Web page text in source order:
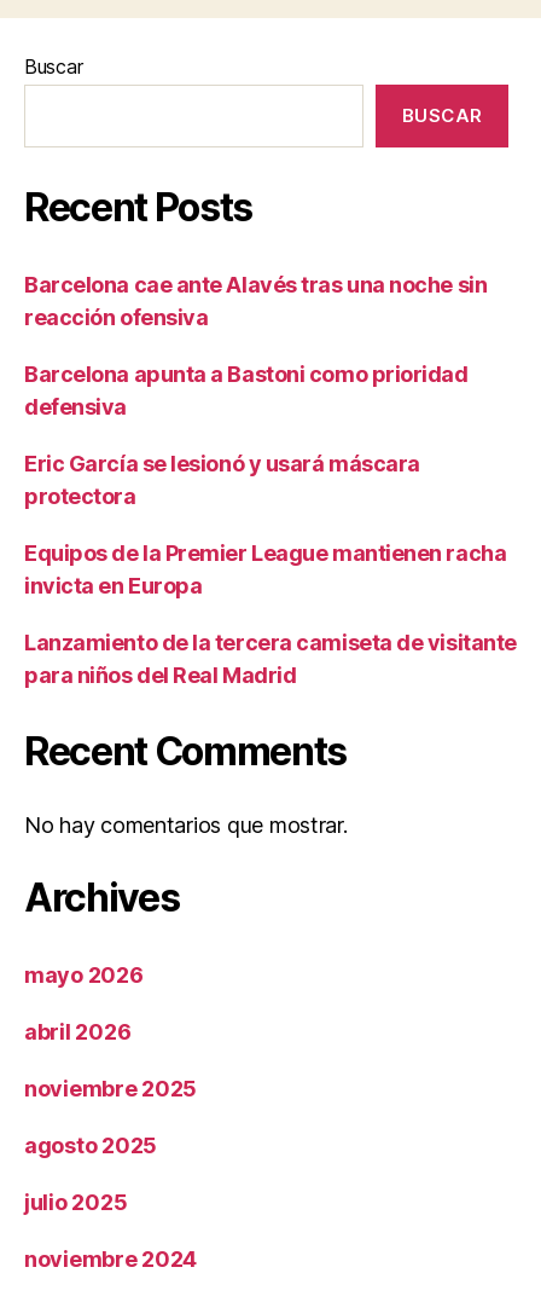
Buscar
BUSCAR
Recent Posts
Barcelona cae ante Alavés tras una noche sin
reacción ofensiva
Barcelona apunta a Bastoni como prioridad
defensiva
Eric García se lesionó y usará máscara
protectora
Equipos de la Premier League mantienen racha
invicta en Europa
Lanzamiento de la tercera camiseta de visitante
para niños del Real Madrid
Recent Comments
No hay comentarios que mostrar.
Archives
mayo 2026
abril 2026
noviembre 2025
agosto 2025
julio 2025
noviembre 2024